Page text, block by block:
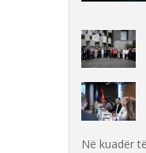
Në kuadër